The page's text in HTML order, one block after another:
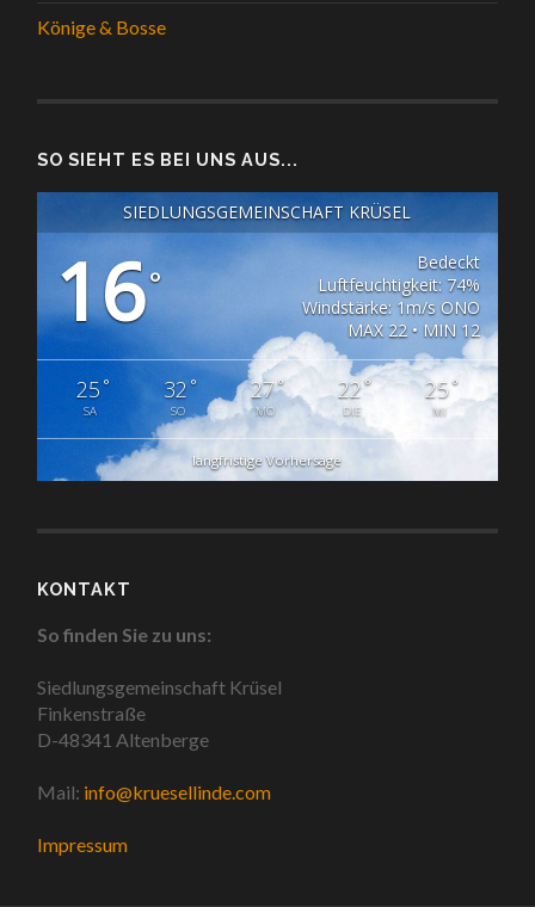
Könige & Bosse
SO SIEHT ES BEI UNS AUS...
SIEDLUNGSGEMEINSCHAFT KRÜSEL
16°
Bedeckt
Luftfeuchtigkeit: 74%
Windstärke: 1m/s ONO
MAX 22 • MIN 12
25°
SA
32 °
SO
27°
MO
22°
DIE
25°
MI
langfristige Vorhersage
KONTAKT
So finden Sie zu uns:
Siedlungsgemeinschaft Krüsel
Finkenstraße
D-48341 Altenberge
Mail: info@kruesellinde.com
Impressum